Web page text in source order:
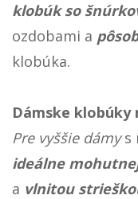
klobúk so
ozdobami a
klobúka.
Dámske klobúky
Pre vyššie dámys
ideálne
a vlnitou